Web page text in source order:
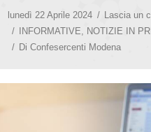
lunedì 22 Aprile 2024
Lascia un
INFORMATIVE, NOTIZIE IN
Di Confesercenti Modena